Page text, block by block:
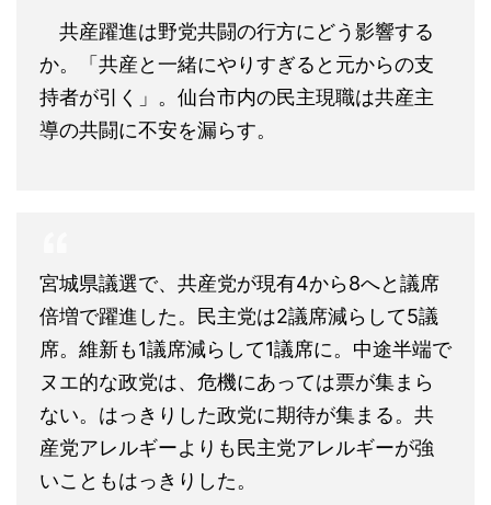
共産躍進は野党共闘の行方にどう影響する
か。「共産と一緒にやりすぎると元からの支
持者が引く」。仙台市内の民主現職は共産主
導の共闘に不安を漏らす。
宮城県議選で、共産党が現有4から8へと議席
倍増で躍進した。民主党は2議席減らして5議
席。維新も1議席減らして1議席に。中途半端で
ヌエ的な政党は、危機にあっては票が集まら
ない。はっきりした政党に期待が集まる。共
産党アレルギーよりも民主党アレルギーが強
いこともはっきりした。